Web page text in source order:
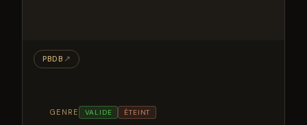
GENRE VALIDE ÉTEINT
PBDB ↗